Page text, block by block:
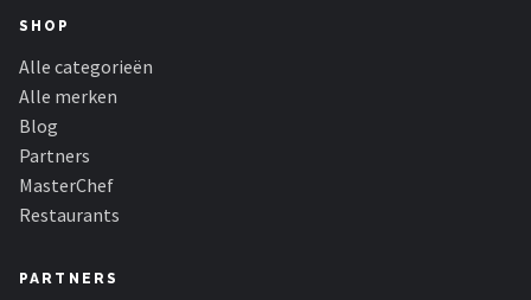
SHOP
Alle categorieën
Alle merken
Blog
Partners
MasterChef
Restaurants
PARTNERS